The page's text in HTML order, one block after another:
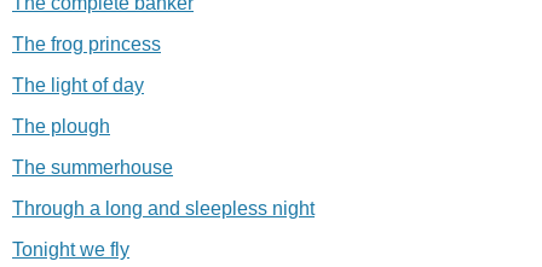
The frog princess
The light of day
The plough
The summerhouse
Through a long and sleepless night
Tonight we fly